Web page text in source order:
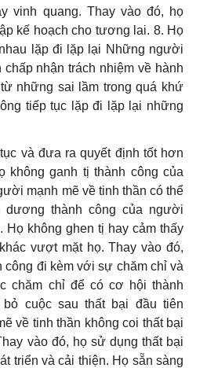
vinh quang. Thay vào đó, họ
kế hoạch cho tương lai. 8. Họ
lặp đi lặp lại Những người
chấp nhận trách nhiệm về hành
những sai lầm trong quá khứ
tiếp tục lặp đi lặp lại những
và đưa ra quyết định tốt hơn
không ganh tị thành công của
mạnh mẽ về tinh thần có thể
dương thành công của người
Họ không ghen tị hay cảm thấy
vượt mặt họ. Thay vào đó,
công đi kèm với sự chăm chỉ và
chăm chỉ để có cơ hội thành
cuộc sau thất bại đầu tiên
về tinh thần không coi thất bại
vào đó, họ sử dụng thất bại
triển và cải thiện. Họ sẵn sàng